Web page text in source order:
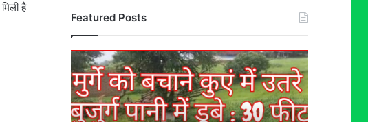
है
Featured Posts
मुर्गे
को
बचाने
कुएं
में